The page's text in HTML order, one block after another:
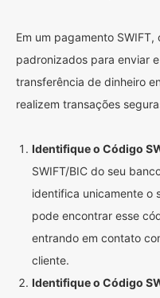
Em um pagamento
padronizados para enviar
transferência de dinheiro
realizem transações
Identifique o Código
SWIFT/BIC do seu
identifica unicamente o
pode encontrar esse
entrando em contato
cliente.
Identifique o Código